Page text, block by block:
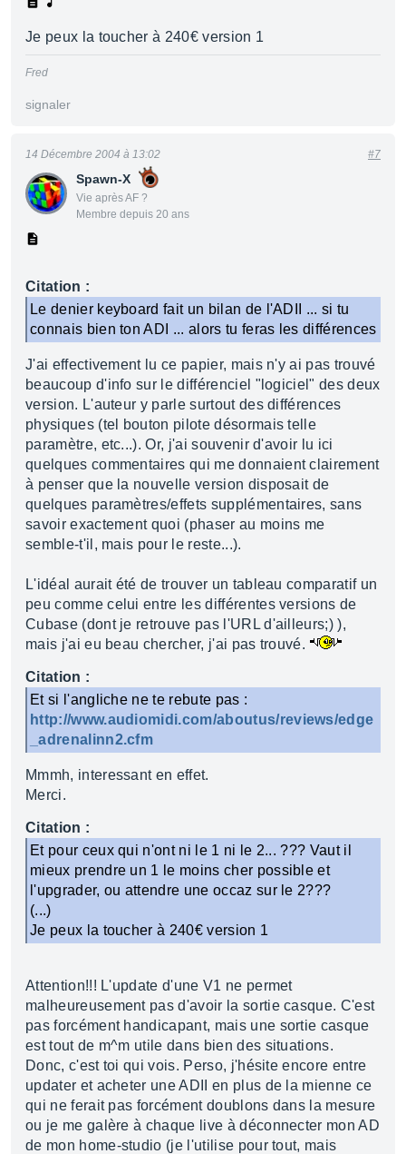
Je peux la toucher à 240€ version 1
Fred
signaler
Spawn-X
Vie après AF ?
Membre depuis 20 ans
14 Décembre 2004 à 13:02 #7
Citation :
Le denier keyboard fait un bilan de l'ADII ... si tu
connais bien ton ADI ... alors tu feras les différences
J'ai effectivement lu ce papier, mais n'y ai pas trouvé
beaucoup d'info sur le différenciel "logiciel" des deux
version. L'auteur y parle surtout des différences
physiques (tel bouton pilote désormais telle
paramètre, etc...). Or, j'ai souvenir d'avoir lu ici
quelques commentaires qui me donnaient clairement
à penser que la nouvelle version disposait de
quelques paramètres/effets supplémentaires, sans
savoir exactement quoi (phaser au moins me
semble-t'il, mais pour le reste...).
L'idéal aurait été de trouver un tableau comparatif un
peu comme celui entre les différentes versions de
Cubase (dont je retrouve pas l'URL d'ailleurs;) ),
mais j'ai eu beau chercher, j'ai pas trouvé.
Citation :
Et si l'angliche ne te rebute pas :
http://www.audiomidi.com/aboutus/reviews/edge
_adrenalinn2.cfm
Mmmh, interessant en effet.
Merci.
Citation :
Et pour ceux qui n'ont ni le 1 ni le 2... ??? Vaut il
mieux prendre un 1 le moins cher possible et
l'upgrader, ou attendre une occaz sur le 2???
(...)
Je peux la toucher à 240€ version 1
Attention!!! L'update d'une V1 ne permet
malheureusement pas d'avoir la sortie casque. C'est
pas forcément handicapant, mais une sortie casque
est tout de m^m utile dans bien des situations.
Donc, c'est toi qui vois. Perso, j'hésite encore entre
updater et acheter une ADII en plus de la mienne ce
qui ne ferait pas forcément doublons dans la mesure
ou je me galère à chaque live à déconnecter mon AD
de mon home-studio (je l'utilise pour tout, mais